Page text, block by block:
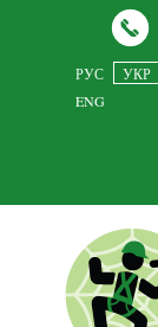
РУС
УКР
ENG